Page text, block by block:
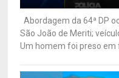
Abordagem da 64ª DP
São João de Meriti;
Um homem foi preso em